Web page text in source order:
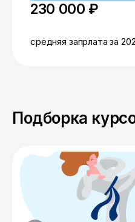
230 000 ₽
средняя запрлата за
Подборка